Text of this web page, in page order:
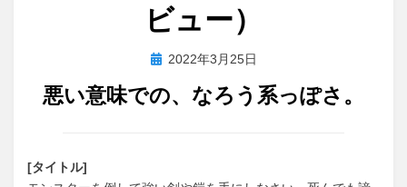
ビュー）
投稿者おわむぎ
投
日:
2022年3月25日
悪い意味での、なろう系っぽさ。
[タイトル]